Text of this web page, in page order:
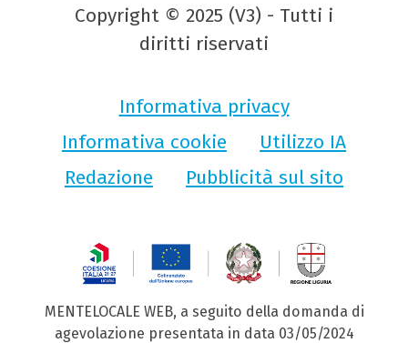
Copyright © 2025 (V3) - Tutti i
diritti riservati
Informativa privacy
Informativa cookie
Utilizzo IA
Redazione
Pubblicità sul sito
MENTELOCALE WEB, a seguito della domanda di
agevolazione presentata in data 03/05/2024